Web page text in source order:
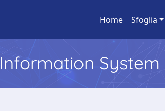
Home Sfoglia
System